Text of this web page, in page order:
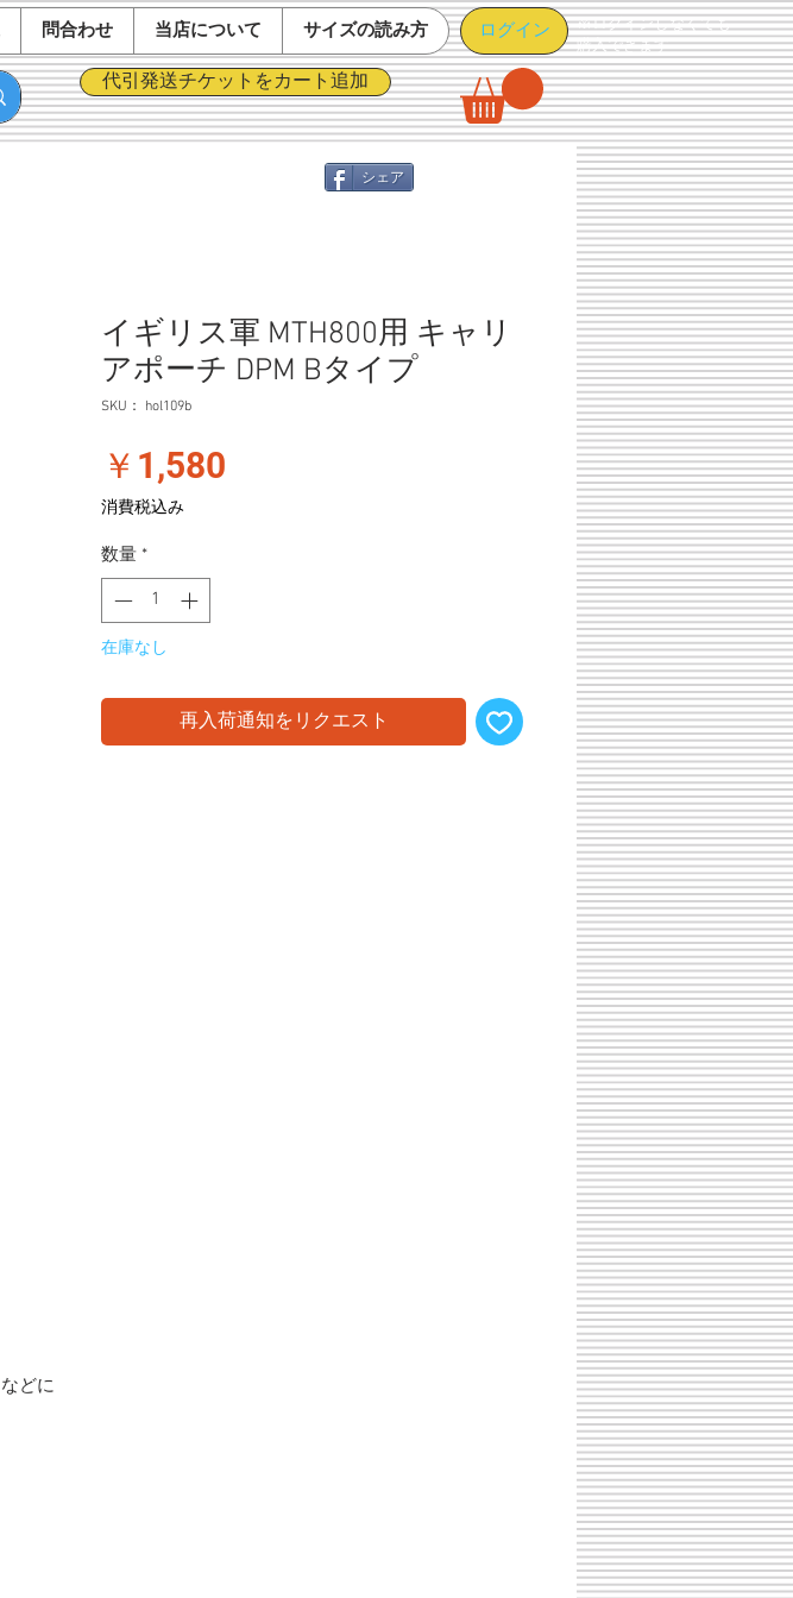
問合わせ 当店について サイズの読み方
代引発送チケットをカート追加
ログイン
※ログインしなくても
購入できます
どに
イギリス軍 MTH800用 キャリ
アポーチ DPM Bタイプ
SKU： hol109b
￥1,580
消費税込み
数量 *
在庫なし
再入荷通知をリクエスト
シェア